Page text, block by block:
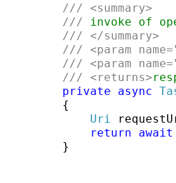
/// <summary>
/// invoke of
/// </summary>
/// <param name=
/// <param name=
/// <returns>
private
async
{
Uri
return
await
}